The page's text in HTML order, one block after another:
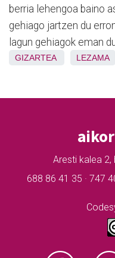
berria lehengoa baino
gehiago jartzen du
lagun gehiagok eman
GIZARTEA LEZAMA
Aresti kalea
688 86 41 35 · 747